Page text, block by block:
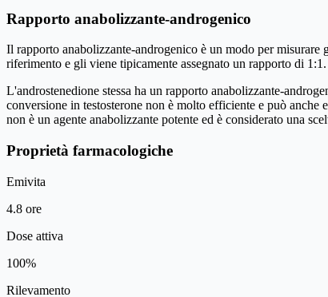
Rapporto anabolizzante-androgenico
Il rapporto anabolizzante-androgenico è un modo per
riferimento e gli viene tipicamente assegnato un rapporto di 1:1.
L'androstenedione stessa ha un rapporto anabolizzante-
conversione in testosterone non è molto efficiente e può
non è un agente anabolizzante potente ed è considerato una
Proprietà farmacologiche
Emivita
4.8 ore
Dose attiva
100%
Rilevamento